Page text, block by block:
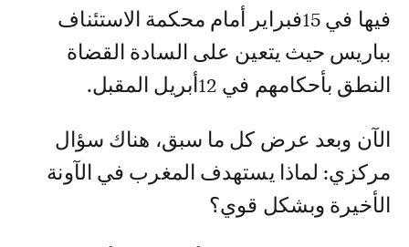
فيها في 15فبراير أمام محكمة الاستئناف
بباريس حيث يتعين على السادة القضاة
النطق بأحكامهم في 12أبريل المقبل.
الآن وبعد عرض كل ما سبق، هناك سؤال
مركزي: لماذا يستهدف المغرب في الآونة
الأخيرة وبشكل قوي؟